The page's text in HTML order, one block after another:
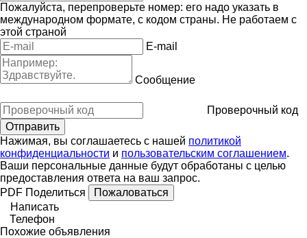
Пожалуйста, перепроверьте номер: его надо указать в
международном формате, с кодом страны. Не работаем с
этой страной
E-mail
Сообщение
Проверочный код
Нажимая, вы соглашаетесь с нашей политикой
конфиденциальности и пользовательским соглашением.
Ваши персональные данные будут обработаны с целью
предоставления ответа на ваш запрос.
PDF Поделиться
Пожаловаться
Написать
Телефон
Похожие объявления